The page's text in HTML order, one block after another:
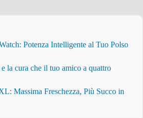
Potenza Intelligente al Tuo Polso
la cura che il tuo amico a quattro
Massima Freschezza, Più Succo in